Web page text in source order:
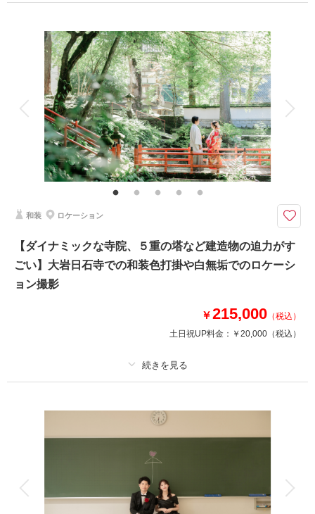
撮影料 新婦衣装1着 新郎衣装1着
着付け ヘアメイク 小物一式
アルバム データ 180 カット 台紙付写真
衣装追加 会食 挙式
家族と撮影 家族用衣装レンタル ペットと撮影
その他含むもの
衣装クリーニング代金、ランクアップ料金は含まれております。衣装や撮影
小物等の持込料金は一切かかりません。ロケ地追加￥20,000/ 1か所
青空の下で海フォト☆撮影小物持参でオリジナルの撮影に！ □撮影カッ
ト：約150カット以上 □所要時間：約4時間
写真撮影料/ 全データ(DVD-R)/ ご新郎衣装/ ご新婦衣装/ ヘア＆メイクアッ
プ/ スケジューリング/ 撮影小物一式
撮影日の空き
を確認する
和装 ロケーション
【ダイナミックな寺院、５重の塔など建造物の迫力がす
ごい】大岩日石寺での和装色打掛や白無垢でのロケーシ
ョン撮影
￥215,000 （税込）
土日祝UP料金： ￥20,000 （税込）
新婦衣装1着
着付け ヘアメイク 小物一式
データ 180 カット
会食
家族と撮影 家族用衣装レンタル ペットと撮影